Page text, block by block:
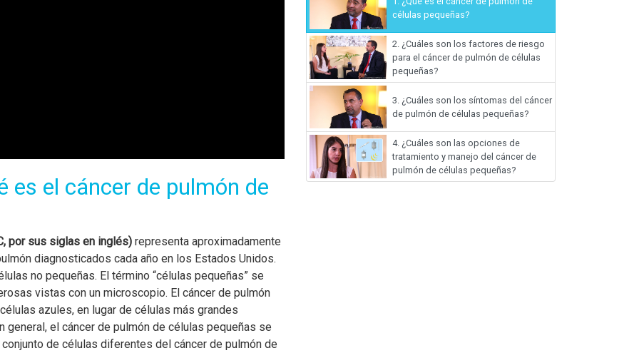
es el cáncer de pulmón de
por sus siglas en inglés) representa aproximadamente
diagnosticados cada año en los Estados Unidos.
no pequeñas. El término “células pequeñas” se
vistas con un microscopio. El cáncer de pulmón
azules, en lugar de células más grandes
el cáncer de pulmón de células pequeñas se
de células diferentes del cáncer de pulmón de
células pequeñas?
2. ¿Cuáles son los factores de riesgo
para el cáncer de pulmón de células
pequeñas?
3. ¿Cuáles son los síntomas del cáncer
de pulmón de células pequeñas?
4. ¿Cuáles son las opciones de
tratamiento y manejo del cáncer de
pulmón de células pequeñas?